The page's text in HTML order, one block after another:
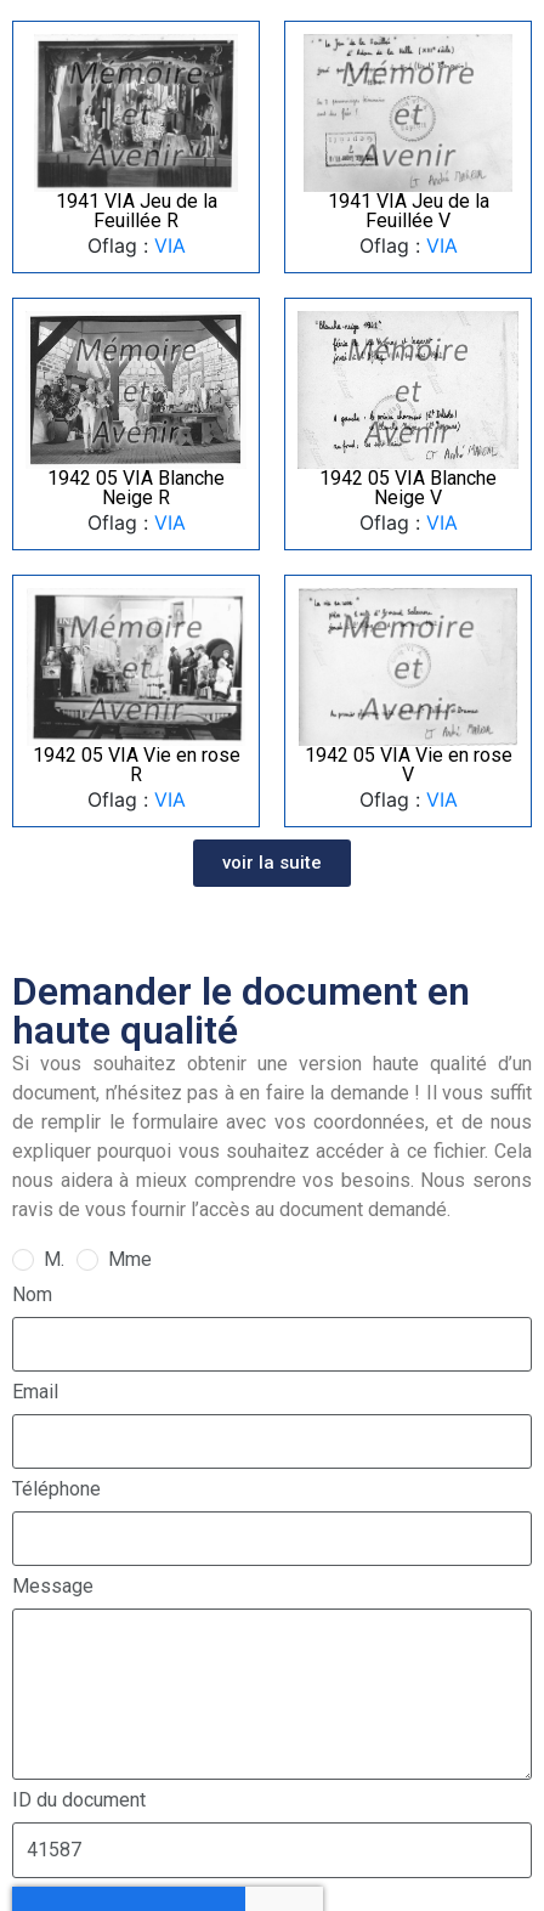
1941 VIA Jeu de la
Feuillée R
Oflag : VIA
1941 VIA Jeu de la
Feuillée V
Oflag : VIA
1942 05 VIA Blanche
Neige R
Oflag : VIA
1942 05 VIA Blanche
Neige V
Oflag : VIA
1942 05 VIA Vie en rose
R
Oflag : VIA
1942 05 VIA Vie en rose
V
Oflag : VIA
voir la suite
Demander le document en
haute qualité
Si vous souhaitez obtenir une version haute qualité d’un
document, n’hésitez pas à en faire la demande ! Il vous suffit
de remplir le formulaire avec vos coordonnées, et de nous
expliquer pourquoi vous souhaitez accéder à ce fichier. Cela
nous aidera à mieux comprendre vos besoins. Nous serons
ravis de vous fournir l’accès au document demandé.
M.
Mme
Nom
Email
Téléphone
Message
ID du document